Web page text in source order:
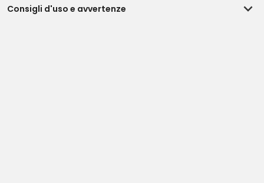
Consigli d'uso e avvertenze